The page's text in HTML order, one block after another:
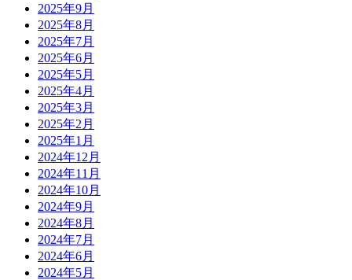
2025年9月
2025年8月
2025年7月
2025年6月
2025年5月
2025年4月
2025年3月
2025年2月
2025年1月
2024年12月
2024年11月
2024年10月
2024年9月
2024年8月
2024年7月
2024年6月
2024年5月